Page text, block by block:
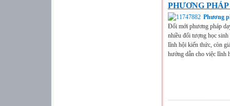
PHƯƠNG
Phương
Đổi mới phương pháp
nhiều đối tượng học
lĩnh hội kiến thức, còn
hướng dẫn cho việc lĩnh